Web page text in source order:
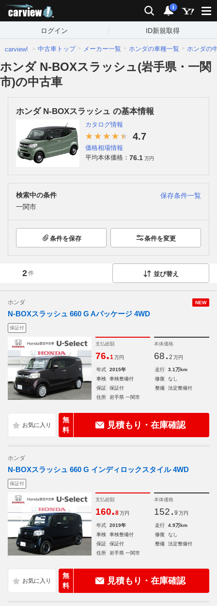
検索 通知
i
ログイン ID新規取得
carview! 中古車トップ メーカー一覧 ホンダの車種一覧 ホンダの
ホンダ N-BOXスラッシュ(岩手県・一関
市)の中古車
ホンダ N-BOXスラッシュ の基本情報
カタログ情報
4.7
価格相場情報
平均本体価格： 76.1 万円
検索中の条件
保存条件一覧
一関市
条件を保存 条件を変更
2件 並び替え
NEW
ホンダ
N-BOXスラッシュ 660 G Aパッケージ 4WD
保証付
支払総額
76.1 万円
本体価格
68. 2 万円
年式 2015年 走行
3.1万km
車検
車検整備付 修復
なし
保証
保証付 整備
法定整備付
住所
岩手県 一関市
無
料
見積もり・在庫確認
ホンダ
N-BOXスラッシュ 660 G インディロックスタイル 4WD
保証付
支払総額
160.8 万円
本体価格
152. 9 万円
年式 2019年 走行
4.9万km
車検
車検整備付 修復
なし
保証
保証付 整備
法定整備付
住所
岩手県 一関市
無
料
見積もり・在庫確認